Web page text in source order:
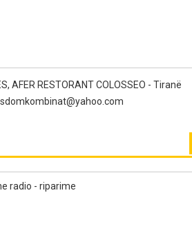
AFER RESTORANT COLOSSEO - Tiranë
radio - riparime